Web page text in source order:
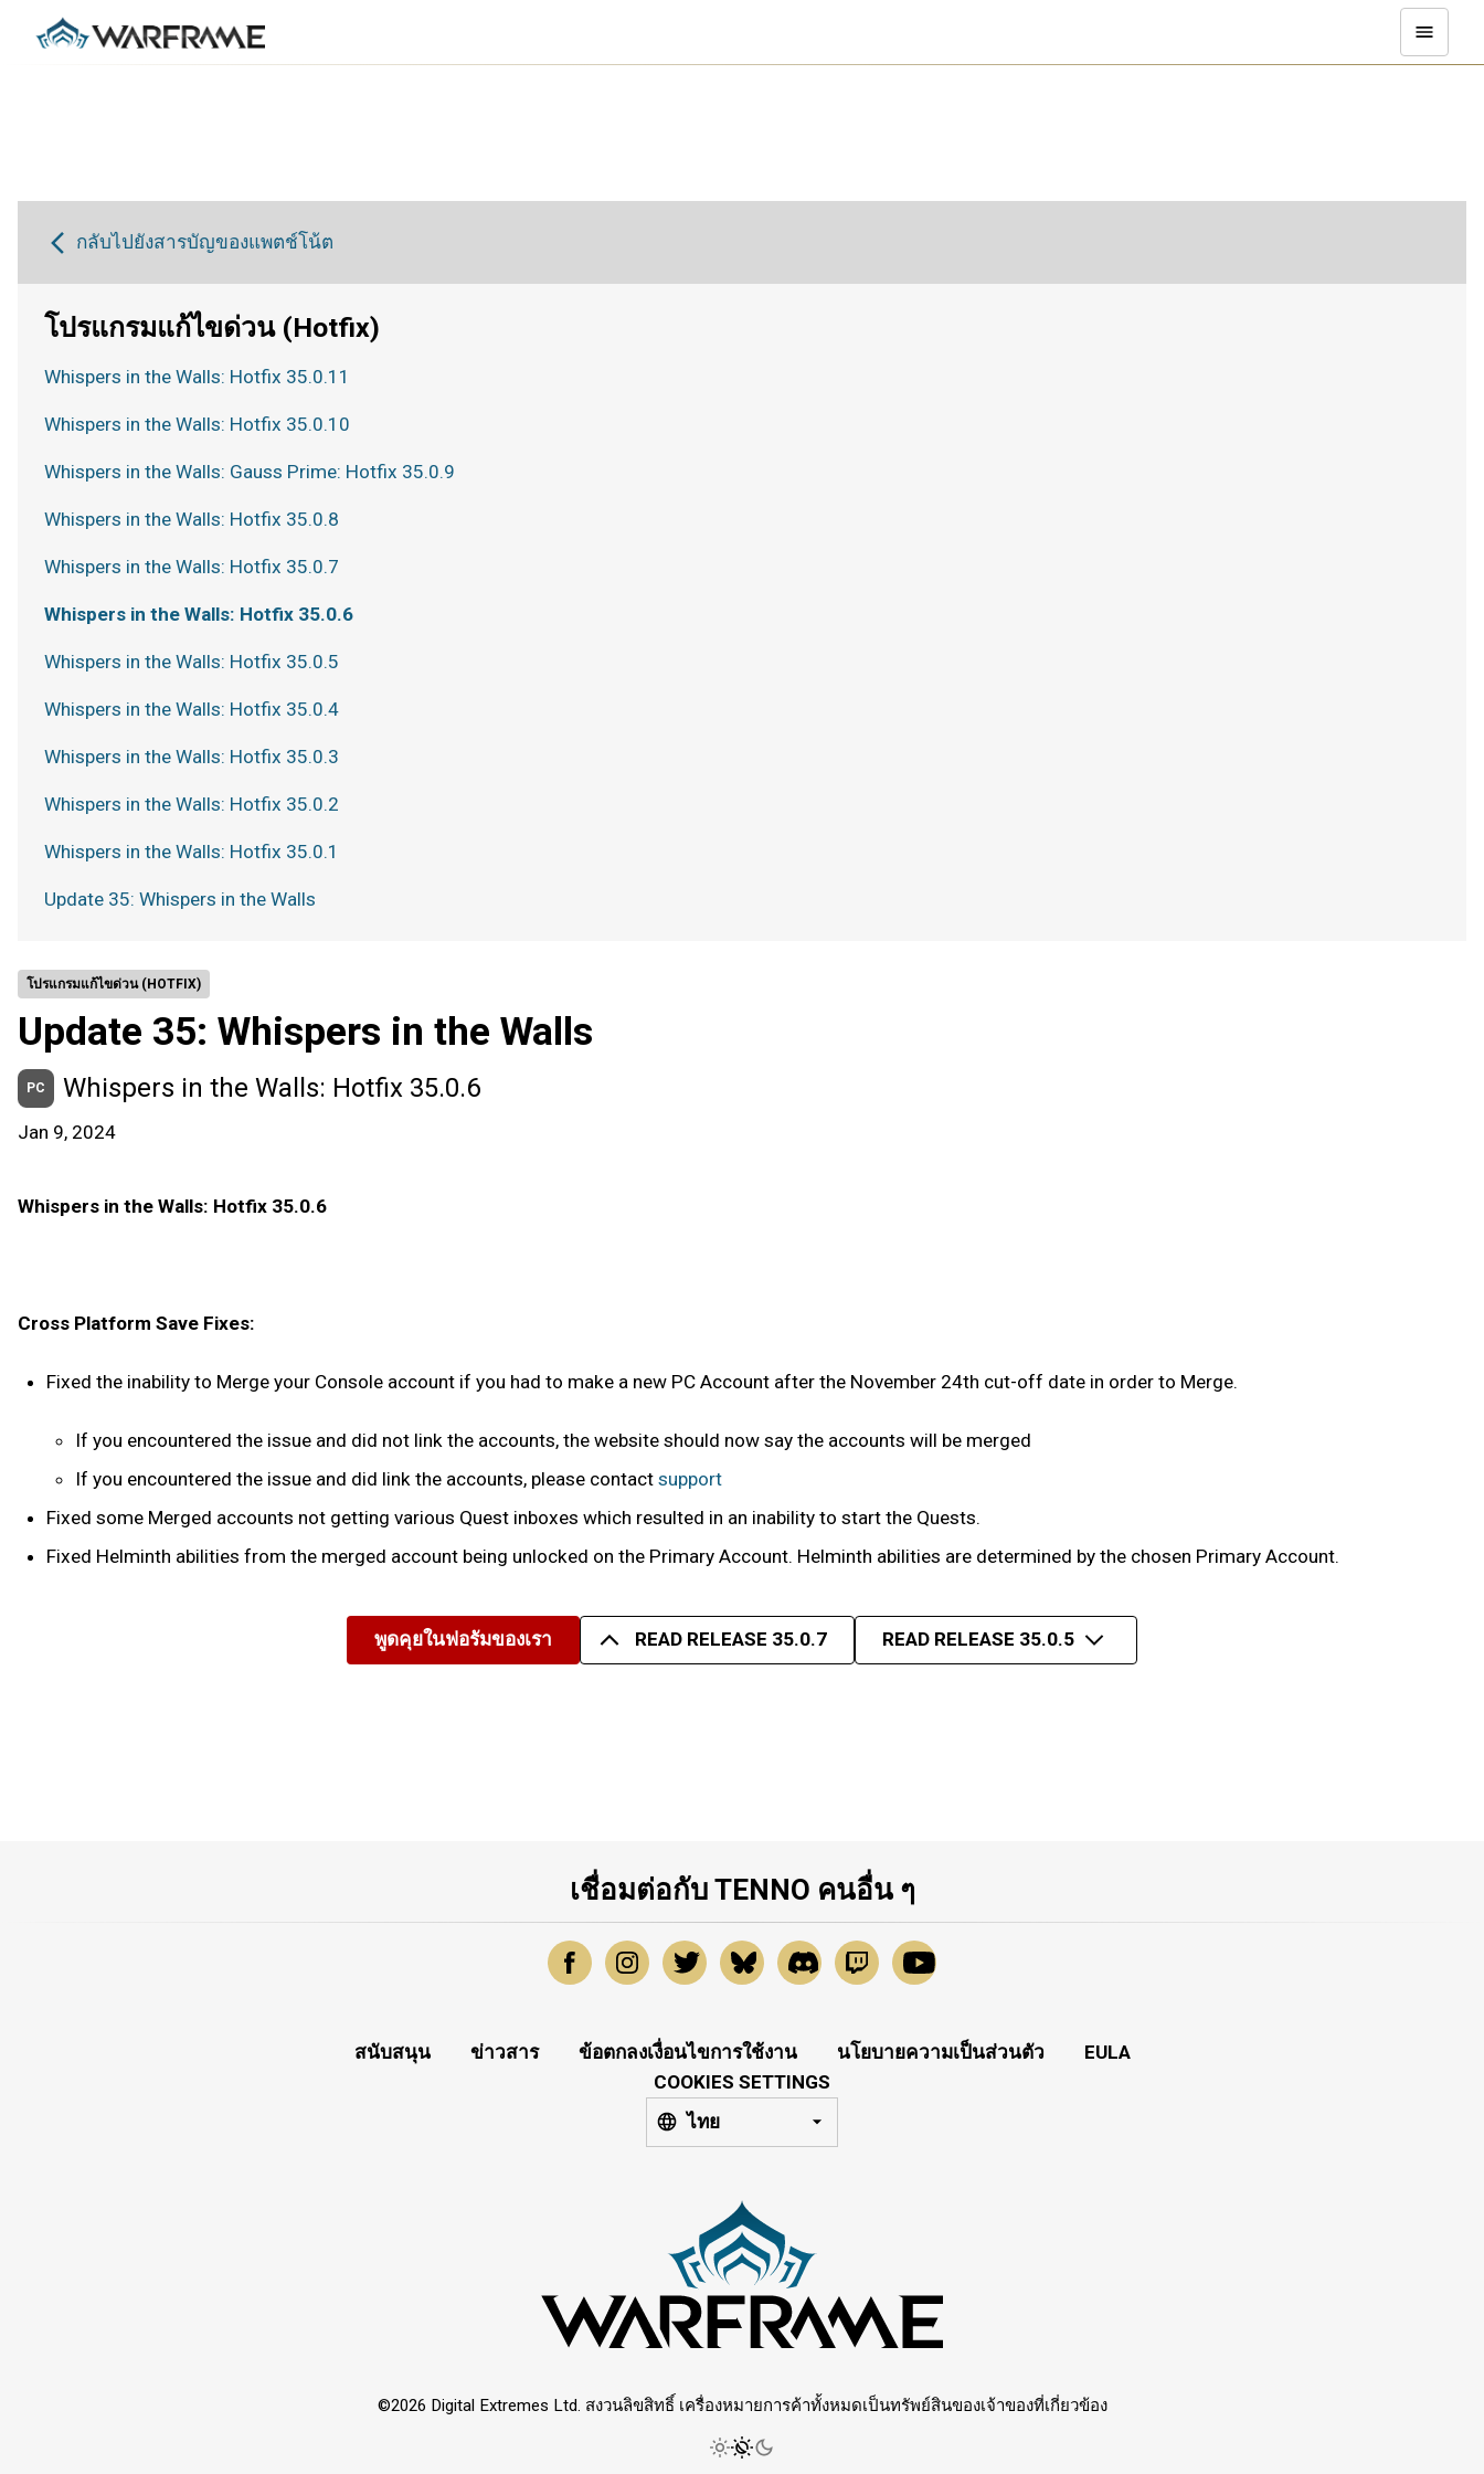
โปรแกรมแก้ไขด่วน (HOTFIX)
Update 35: Whispers in the Walls
PC Whispers in the Walls: Hotfix 35.0.6
Jan 9, 2024
Whispers in the Walls: Hotfix 35.0.6
Cross Platform Save Fixes:
Fixed the inability to Merge your Console account if you had to make a new PC Account after the November 24th cut-off date in order to Merge.
If you encountered the issue and did not link the accounts, the website should now say the accounts will be merged
If you encountered the issue and did link the accounts, please contact support
Fixed some Merged accounts not getting various Quest inboxes which resulted in an inability to start the Quests.
Fixed Helminth abilities from the merged account being unlocked on the Primary Account. Helminth abilities are determined by the chosen Primary Account.
พูดคุยในฟอรัมของเรา READ RELEASE 35.0.7 READ RELEASE 35.0.5
กลับไปยังสารบัญของแพตช์โน้ต
โปรแกรมแก้ไขด่วน (Hotfix)
Whispers in the Walls: Hotfix 35.0.11
Whispers in the Walls: Hotfix 35.0.10
Whispers in the Walls: Gauss Prime: Hotfix 35.0.9
Whispers in the Walls: Hotfix 35.0.8
Whispers in the Walls: Hotfix 35.0.7
Whispers in the Walls: Hotfix 35.0.6
Whispers in the Walls: Hotfix 35.0.5
Whispers in the Walls: Hotfix 35.0.4
Whispers in the Walls: Hotfix 35.0.3
Whispers in the Walls: Hotfix 35.0.2
Whispers in the Walls: Hotfix 35.0.1
Update 35: Whispers in the Walls
เชื่อมต่อกับ TENNO คนอื่น ๆ
สนับสนุน ข่าวสาร ข้อตกลงเงื่อนไขการใช้งาน นโยบายความเป็นส่วนตัว
EULA
COOKIES SETTINGS
ไทย
©2026 Digital Extremes Ltd. สงวนลิขสิทธิ์ เครื่องหมายการค้าทั้งหมดเป็นทรัพย์สินของเจ้าของที่เกี่ยวข้อง